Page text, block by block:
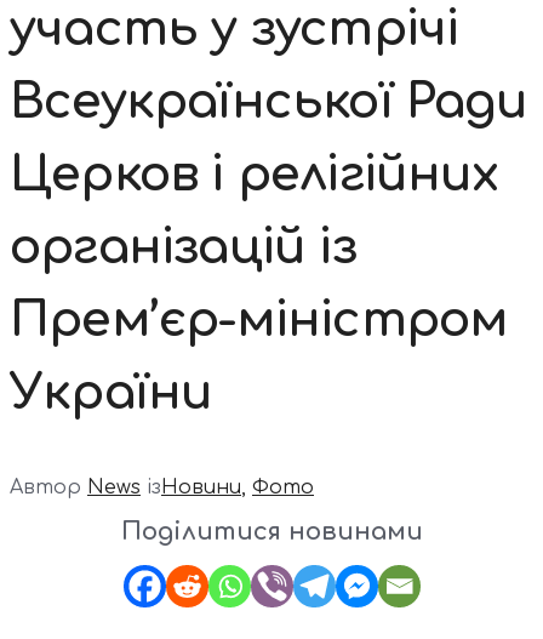
участь у зустрічі
Всеукраїнської Ради
Церков і релігійних
організацій із
Прем’єр-міністром
України
Автор News ізНовини, Фото
Поділитися новинами